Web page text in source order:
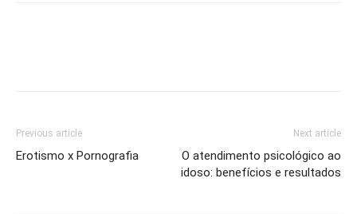
Previous article
Erotismo x Pornografia
Next article
O atendimento psicológico ao
idoso: benefícios e resultados